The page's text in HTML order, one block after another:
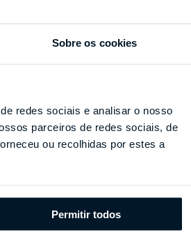
Sobre os cookies
redes sociais e analisar o nosso
parceiros de redes sociais, de
ou recolhidas por estes a
Permitir todos
Big Bang
Ceramic